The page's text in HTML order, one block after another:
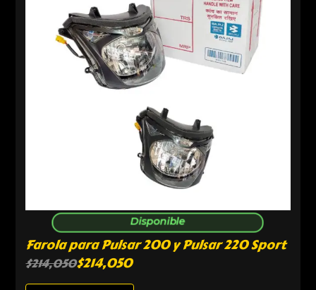
Disponible
Farola para Pulsar 200 y Pulsar 220 Sport
$214,050$214,050